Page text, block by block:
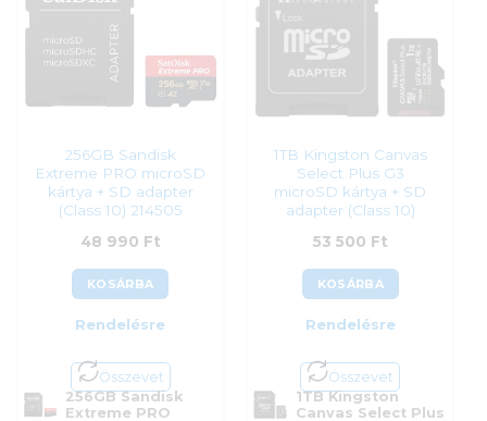
Garanciaidő:36 hónap
Azonosító:
42 290Ft
120 hónap
ÁFA:27%
Azonosító:50679
42 790Ft
256GB Sandisk
Extreme PRO microSD
kártya + SD adapter
(Class 10) 214505
48 990 Ft
KOSÁRBA
Rendelésre
Összevet
256GB Sandisk
Extreme PRO
1TB Kingston Canvas
Select Plus G3
microSD kártya + SD
adapter (Class 10)
53 500 Ft
KOSÁRBA
Rendelésre
Összevet
1TB Kingston
Canvas Select Plus